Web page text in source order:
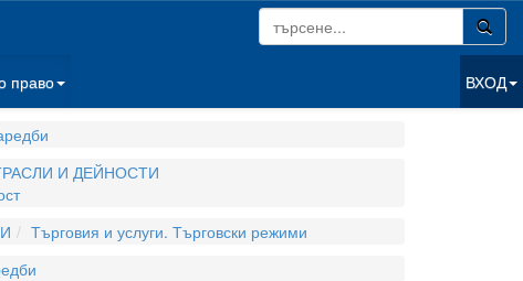
право ВХОД
И ДЕЙНОСТИ
Търговия и услуги. Търговски режими